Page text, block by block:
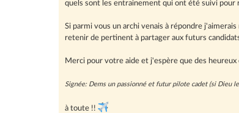
quels sont les entrainement qui ont été suivi pour
Si parmi vous un archi venais à répondre
retenir de pertinent à partager aux futurs
Merci pour votre aide et j'espère que des
Signée: Dems un passionné et futur pilote cadet (si Dieu
à toute !!